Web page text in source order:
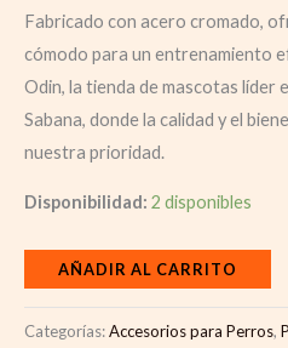
Fabricado con acero cromado,
cómodo para un entrenamiento
Odin, la tienda de mascotas líder
Sabana, donde la calidad y el
nuestra prioridad.
Disponibilidad: 2 disponibles
AÑADIR AL CARRITO
Categorías:Accesorios para Perros,